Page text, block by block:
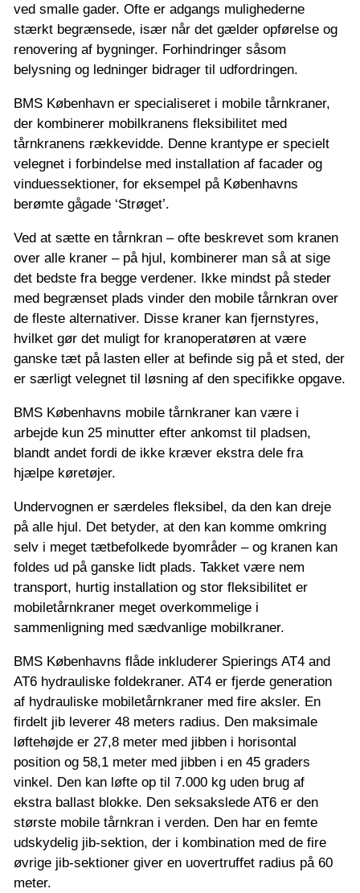
ved smalle gader. Ofte er adgangs mulighederne
stærkt begrænsede, især når det gælder opførelse og
renovering af bygninger. Forhindringer såsom
belysning og ledninger bidrager til udfordringen.
BMS København er specialiseret i mobile tårnkraner,
der kombinerer mobilkranens fleksibilitet med
tårnkranens rækkevidde. Denne krantype er specielt
velegnet i forbindelse med installation af facader og
vinduessektioner, for eksempel på Københavns
berømte gågade ‘Strøget’.
Ved at sætte en tårnkran – ofte beskrevet som kranen
over alle kraner – på hjul, kombinerer man så at sige
det bedste fra begge verdener. Ikke mindst på steder
med begrænset plads vinder den mobile tårnkran over
de fleste alternativer. Disse kraner kan fjernstyres,
hvilket gør det muligt for kranoperatøren at være
ganske tæt på lasten eller at befinde sig på et sted, der
er særligt velegnet til løsning af den specifikke opgave.
BMS Københavns mobile tårnkraner kan være i
arbejde kun 25 minutter efter ankomst til pladsen,
blandt andet fordi de ikke kræver ekstra dele fra
hjælpe køretøjer.
Undervognen er særdeles fleksibel, da den kan dreje
på alle hjul. Det betyder, at den kan komme omkring
selv i meget tætbefolkede byområder – og kranen kan
foldes ud på ganske lidt plads. Takket være nem
transport, hurtig installation og stor fleksibilitet er
mobiletårnkraner meget overkommelige i
sammenligning med sædvanlige mobilkraner.
BMS Københavns flåde inkluderer Spierings AT4 and
AT6 hydrauliske foldekraner. AT4 er fjerde generation
af hydrauliske mobiletårnkraner med fire aksler. En
firdelt jib leverer 48 meters radius. Den maksimale
løftehøjde er 27,8 meter med jibben i horisontal
position og 58,1 meter med jibben i en 45 graders
vinkel. Den kan løfte op til 7.000 kg uden brug af
ekstra ballast blokke. Den seksakslede AT6 er den
største mobile tårnkran i verden. Den har en femte
udskydelig jib-sektion, der i kombination med de fire
øvrige jib-sektioner giver en uovertruffet radius på 60
meter.